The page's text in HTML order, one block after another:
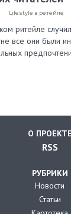
Lifestyle в ретейле
ритейле
все они были
О ПРОЕКТЕ
RSS
РУБРИКИ
Новости
Статьи